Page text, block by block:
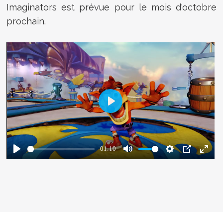
Imaginators est prévue pour le mois d'octobre
prochain.